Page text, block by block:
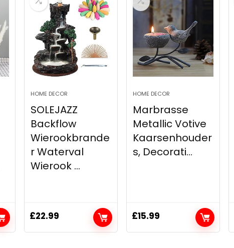
HOME DECOR
SOLEJAZZ
Backflow
Wierookbrande
r Waterval
Wierook ...
£22.99
HOME DECOR
Marbrasse
Metallic Votive
Kaarsenhouder
s, Decorati...
£15.99